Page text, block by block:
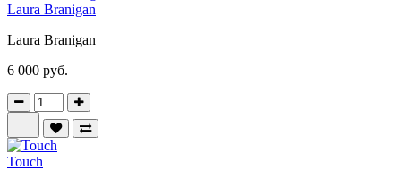
Laura Branigan
Laura Branigan
6 000 руб.
Touch